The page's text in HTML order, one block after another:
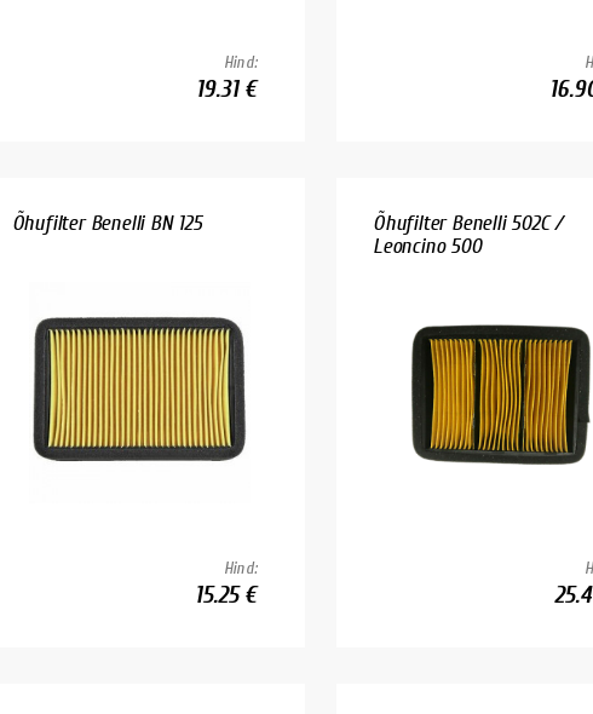
Hind:
19.31 €
Õhufilter Benelli BN 125
Hind:
15.25 €
Õhufilter Benelli 502C /
Leoncino 500